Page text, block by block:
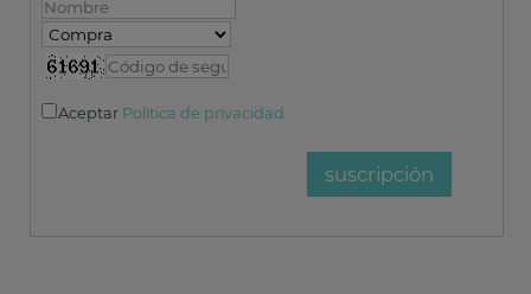
Aceptar Política de privacidad